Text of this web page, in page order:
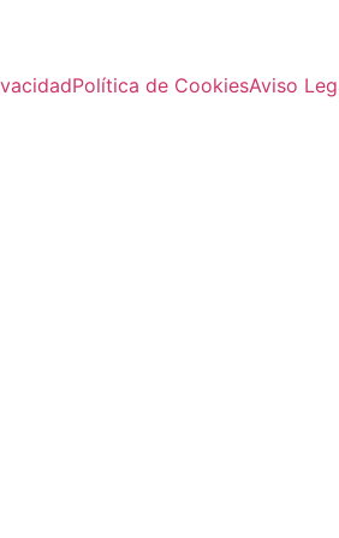
Política de CookiesAviso